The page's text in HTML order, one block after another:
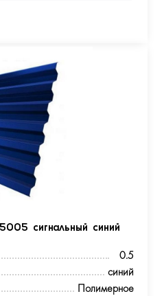
сигнальный синий
0.5
синий
Полимерное